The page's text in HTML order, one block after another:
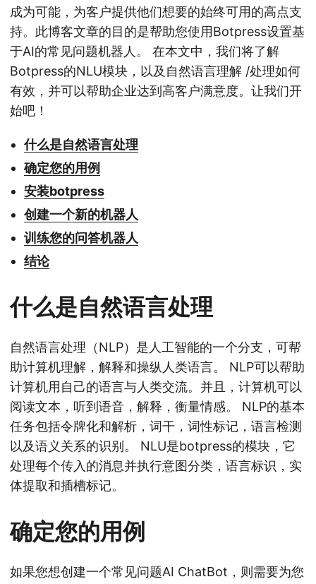
成为可能，为客户提供他们想要的始终可用的高点支
持。此博客文章的目的是帮助您使用Botpress设置基
于AI的常见问题机器人。 在本文中，我们将了解
Botpress的NLU模块，以及自然语言理解 /处理如何
有效，并可以帮助企业达到高客户满意度。让我们开
始吧！
什么是自然语言处理
确定您的用例
安装botpress
创建一个新的机器人
训练您的问答机器人
结论
什么是自然语言处理
自然语言处理（NLP）是人工智能的一个分支，可帮
助计算机理解，解释和操纵人类语言。 NLP可以帮助
计算机用自己的语言与人类交流。并且，计算机可以
阅读文本，听到语音，解释，衡量情感。 NLP的基本
任务包括令牌化和解析，词干，词性标记，语言检测
以及语义关系的识别。 NLU是botpress的模块，它
处理每个传入的消息并执行意图分类，语言标识，实
体提取和插槽标记。
确定您的用例
如果您想创建一个常见问题AI ChatBot，则需要为您